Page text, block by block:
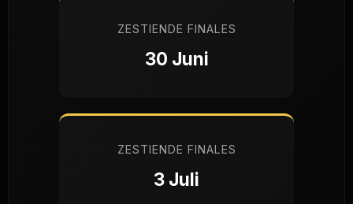
ZESTIENDE FINALES
30 Juni
ZESTIENDE FINALES
3 Juli